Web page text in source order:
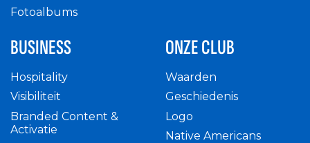
Fotoalbums
BUSINESS
Hospitality
Visibiliteit
Branded Content &
Activatie
ONZE CLUB
Waarden
Geschiedenis
Logo
Native Americans